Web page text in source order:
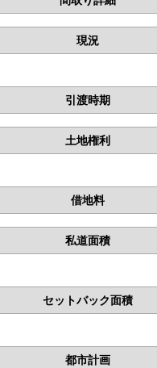
現況
引渡時期
土地権利
借地料
私道面積
セットバック面積
都市計画